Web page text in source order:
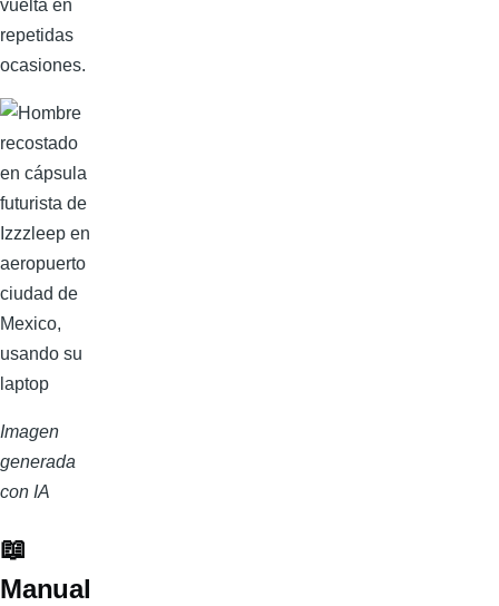
vuelta en
repetidas
ocasiones.
Imagen
generada
con IA
📖
Manual